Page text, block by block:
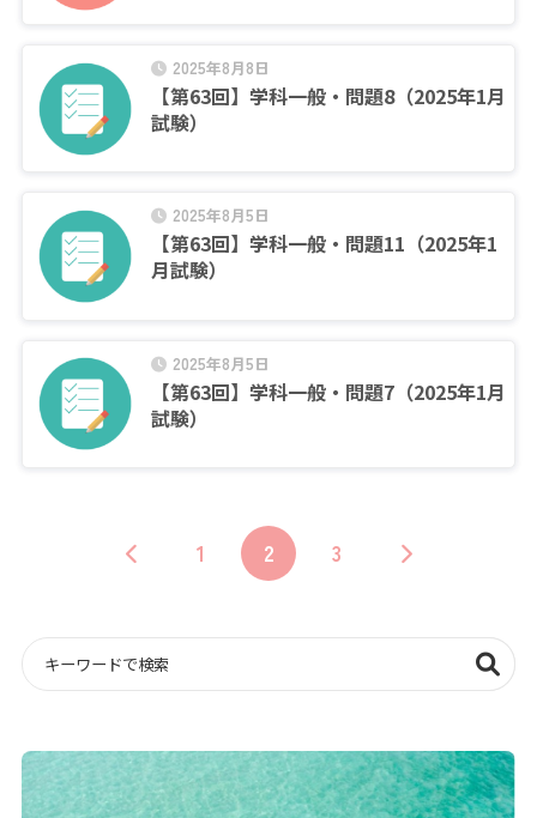
2025年8月8日
【第63回】学科一般・問題8（2025年1月
試験）
2025年8月5日
【第63回】学科一般・問題11（2025年1
月試験）
2025年8月5日
【第63回】学科一般・問題7（2025年1月
試験）
1 2 3